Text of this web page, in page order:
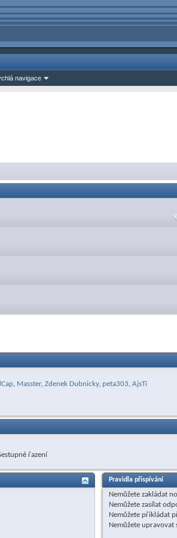
navigace
, Masster, Zdenek Dubnicky, peta303, AjsTi
řazení
Pravidla přispívání
Nemůžete zakládat
Nemůžete zasílat
Nemůžete přikládat
Nemůžete upravovat